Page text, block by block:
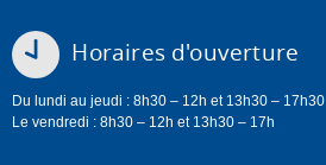
Horaires d'ouverture
Du lundi au jeudi : 8h30 – 12h et 13h30 – 17h30
Le vendredi : 8h30 – 12h et 13h30 – 17h